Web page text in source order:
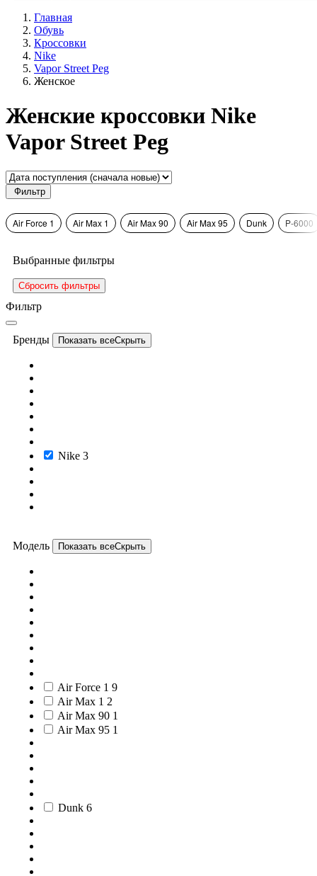
Главная
Обувь
Кроссовки
Nike
Vapor Street Peg
Женское
Женские кроссовки Nike
Vapor Street Peg
Фильтр
Air Force 1 Air Max 1 Air Max 90 Air Max 95 Dunk P-6000
Выбранные фильтры
Сбросить фильтры
Фильтр
Бренды Показать всеСкрыть
Nike 3
Модель Показать всеСкрыть
Air Force 1 9
Air Max 1 2
Air Max 90 1
Air Max 95 1
Dunk 6